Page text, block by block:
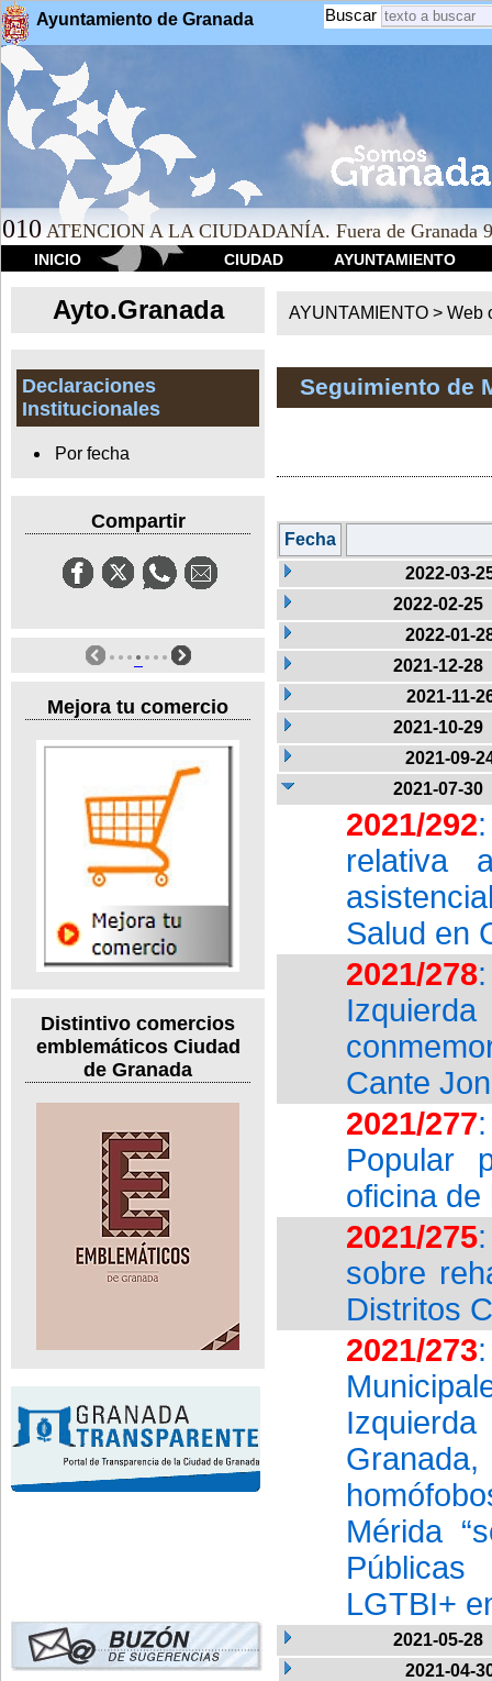
Ayuntamiento de Granada Buscar
010 ATENCION A LA CIUDADANÍA. Fuera de Granada
INICIO CIUDAD AYUNTAMIENTO
Ayto.Granada
Declaraciones
Institucionales
Por fecha
Compartir
Mejora tu comercio
Distintivo comercios
emblemáticos Ciudad
de Granada
AYUNTAMIENTO > Web
Seguimiento de
Fecha
2022-03-
2022-02-25
2022-01-
2021-12-28
2021-11-
2021-10-29
2021-09-
2021-07-30
2021/292
relativa
Salud en
2021/278
Cante
2021/277
Popular
oficina de
2021/275
sobre
Distritos
2021/273
Mérida
LGTBI+
2021-05-28
2021-04-